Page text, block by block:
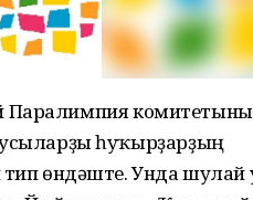
Паралимпия
һуҡырҙарҙың
өндәште. Унда шулай